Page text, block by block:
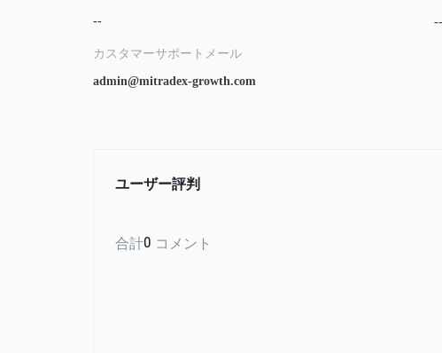
--
--
カスタマーサポートメール
admin@mitradex-growth.com
ユーザー評判
合計0 コメント